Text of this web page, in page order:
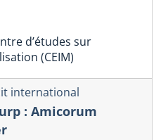
d’études sur
(CEIM)
international
: Amicorum